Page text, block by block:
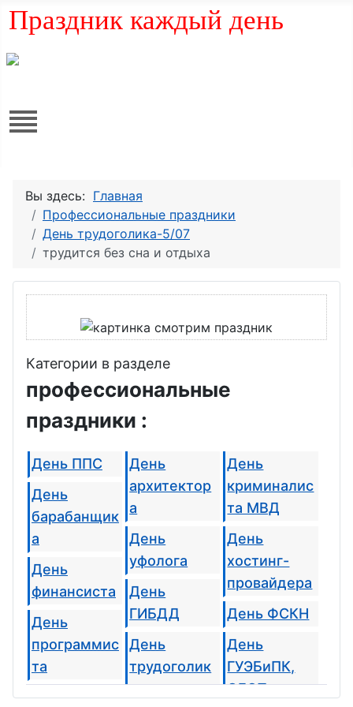
Праздник каждый день
Вы здесь: Главная
Профессиональные праздники
День трудоголика-5/07
трудится без сна и отдыха
Категории в разделе
профессиональные
праздники :
День ППС
День
барабанщик
а
День
финансиста
День
программис
та
День
День
архитектор
а
День
уфолога
День
ГИБДД
День
трудоголик
а
День
криминалис
та МВД
День
хостинг-
провайдера
День ФСКН
День
ГУЭБиПК,
ОБЭП,